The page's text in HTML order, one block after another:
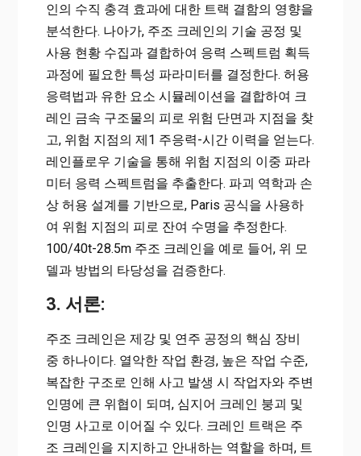
인의 수직 충격 효과에 대한 트랙 결함의 영향을
분석한다. 나아가, 주조 크레인의 기술 공정 및
사용 현황 수집과 결합하여 응력 스펙트럼 획득
과정에 필요한 특성 파라미터를 결정한다. 허용
응력법과 유한 요소 시뮬레이션을 결합하여 크
레인 금속 구조물의 피로 위험 단면과 지점을 찾
고, 위험 지점의 제1 주응력-시간 이력을 얻는다.
레인플로우 기술을 통해 위험 지점의 이중 파라
미터 응력 스펙트럼을 추출한다. 파괴 역학과 손
상 허용 설계를 기반으로, Paris 공식을 사용하
여 위험 지점의 피로 잔여 수명을 추정한다.
100/40t-28.5m 주조 크레인을 예로 들어, 위 모
델과 방법의 타당성을 검증한다.
3. 서론:
주조 크레인은 제강 및 연주 공정의 핵심 장비
중 하나이다. 열악한 작업 환경, 높은 작업 수준,
복잡한 구조로 인해 사고 발생 시 작업자와 주변
인명에 큰 위협이 되며, 심지어 크레인 붕괴 및
인명 사고로 이어질 수 있다. 크레인 트랙은 주
조 크레인을 지지하고 안내하는 역할을 하며, 트